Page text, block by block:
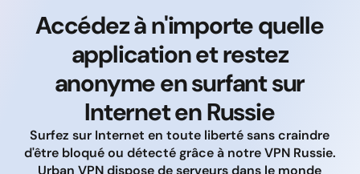
Accédez à n'importe quelle
application et restez
anonyme en surfant sur
Internet en Russie
Surfez sur Internet en toute liberté sans craindre
d'être bloqué ou détecté grâce à notre VPN Russie.
Urban VPN dispose de serveurs dans le monde